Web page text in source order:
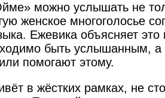
можно услышать не
женское многоголосье
Ежевика объясняет это
быть услышанным, а
помогают этому.
в жёстких рамках, не